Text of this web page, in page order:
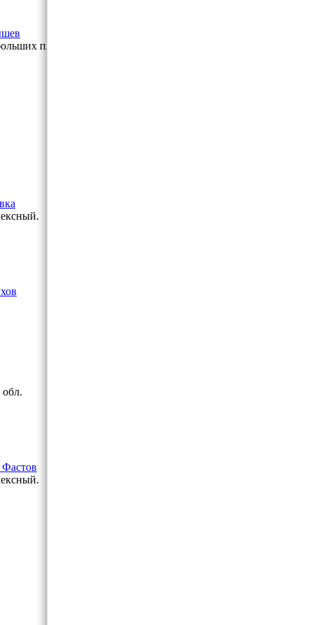
площадей